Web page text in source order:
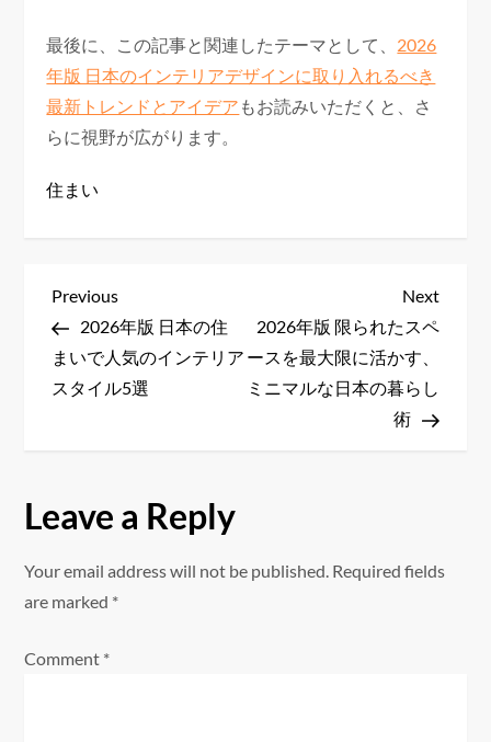
最後に、この記事と関連したテーマとして、 2026
年版 日本のインテリアデザインに取り入れるべき
最新トレンドとアイデア もお読みいただくと、さ
らに視野が広がります。
住まい
P
o
s
a
v
Previous
Post
Previous
2026年版 日本の住
まいで人気のインテリア
スタイル5選
Next
Post
Next
2026年版 限られたスペ
ースを最大限に活かす、
ミニマルな日本の暮らし
術
Leave a Reply
Your email address will not be published. Required fields
are marked *
Comment *